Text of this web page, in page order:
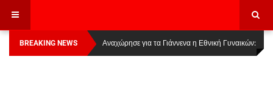
BREAKING NEWS
Οι Πάνθηρες Καβάλας στην Women Basketball
League 1
Αναχώρησε για τα Γιάννενα η Εθνική Γυναικών: